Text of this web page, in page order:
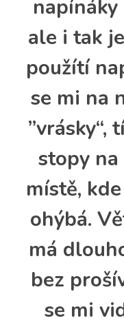
napínáky
ale i tak
použítí
se mi na
”vrásky“,
stopy na
místě,
ohýbá.
má
bez
se mi